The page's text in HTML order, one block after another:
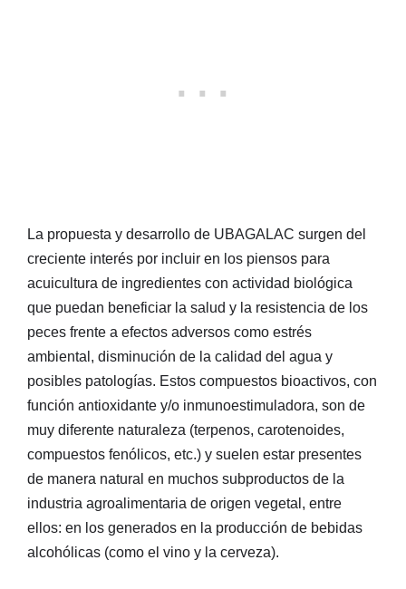
La propuesta y desarrollo de UBAGALAC surgen del
creciente interés por incluir en los piensos para
acuicultura de ingredientes con actividad biológica
que puedan beneficiar la salud y la resistencia de los
peces frente a efectos adversos como estrés
ambiental, disminución de la calidad del agua y
posibles patologías. Estos compuestos bioactivos, con
función antioxidante y/o inmunoestimuladora, son de
muy diferente naturaleza (terpenos, carotenoides,
compuestos fenólicos, etc.) y suelen estar presentes
de manera natural en muchos subproductos de la
industria agroalimentaria de origen vegetal, entre
ellos: en los generados en la producción de bebidas
alcohólicas (como el vino y la cerveza).